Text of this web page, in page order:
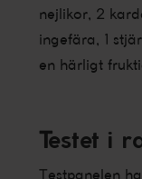
nejlikor, 2
ingefära, 1
en härligt
Testet i
Testpanelen